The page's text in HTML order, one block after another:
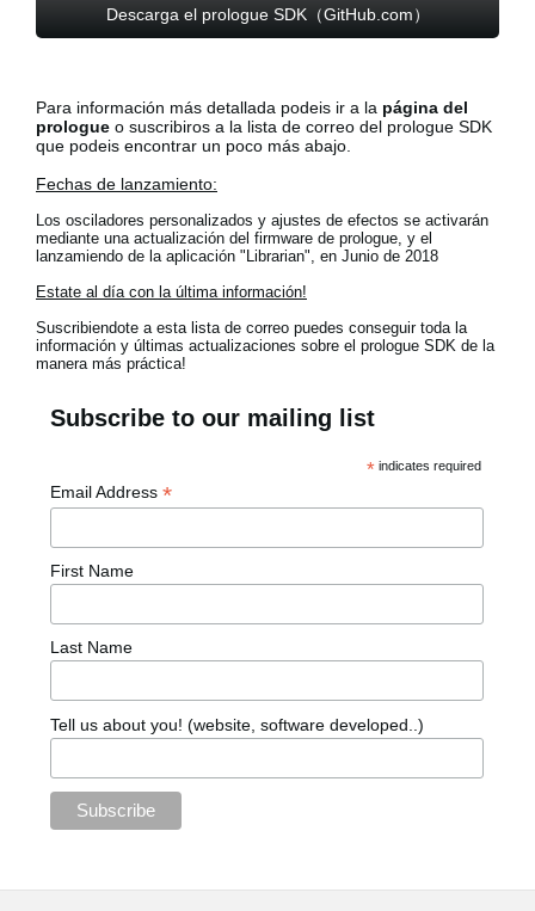
Descarga el prologue SDK（GitHub.com）
Para información más detallada podeis ir a la página del
prologue o suscribiros a la lista de correo del prologue SDK
que podeis encontrar un poco más abajo.
Fechas de lanzamiento:
Los osciladores personalizados y ajustes de efectos se activarán
mediante una actualización del firmware de prologue, y el
lanzamiendo de la aplicación "Librarian", en Junio de 2018
Estate al día con la última información!
Suscribiendote a esta lista de correo puedes conseguir toda la
información y últimas actualizaciones sobre el prologue SDK de la
manera más práctica!
Subscribe to our mailing list
*indicates required
Email Address *
First Name
Last Name
Tell us about you! (website, software developed..)